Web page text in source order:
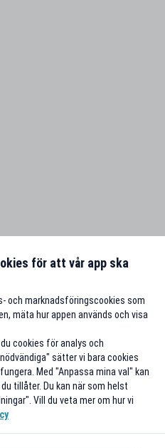
för att vår app ska
och marknadsföringscookies som
mäta hur appen används och visa
cookies för analys och
sätter vi bara cookies
Med "Anpassa mina val" kan
tillåter. Du kan när som helst
Vill du veta mer om hur vi